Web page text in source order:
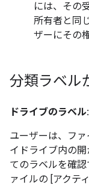
には、その
所有者と同
ザーにその
分類ラベル
ドライブのラベル:
ユーザーは、フ
イドライブ内の
てのラベルを確
ァイルの [アクテ